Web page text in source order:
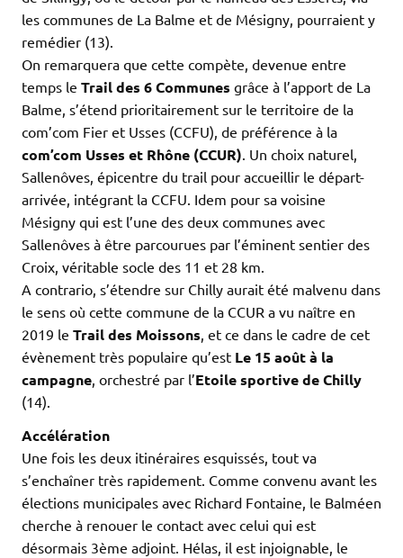
les communes de La Balme et de Mésigny, pourraient y
remédier (13).
On remarquera que cette compète, devenue entre
temps le Trail des 6 Communes grâce à l’apport de La
Balme, s’étend prioritairement sur le territoire de la
com’com Fier et Usses (CCFU), de préférence à la
com’com Usses et Rhône (CCUR). Un choix naturel,
Sallenôves, épicentre du trail pour accueillir le départ-
arrivée, intégrant la CCFU. Idem pour sa voisine
Mésigny qui est l’une des deux communes avec
Sallenôves à être parcourues par l’éminent sentier des
Croix, véritable socle des 11 et 28 km.
A contrario, s’étendre sur Chilly aurait été malvenu dans
le sens où cette commune de la CCUR a vu naître en
2019 le Trail des Moissons, et ce dans le cadre de cet
évènement très populaire qu’est Le 15 août à la
campagne, orchestré par l’Etoile sportive de Chilly
(14).
Accélération
Une fois les deux itinéraires esquissés, tout va
s’enchaîner très rapidement. Comme convenu avant les
élections municipales avec Richard Fontaine, le Balméen
cherche à renouer le contact avec celui qui est
désormais 3ème adjoint. Hélas, il est injoignable, le